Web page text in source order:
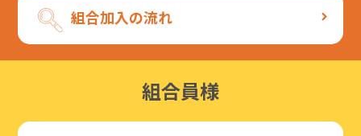
組合加入の流れ
組合員様